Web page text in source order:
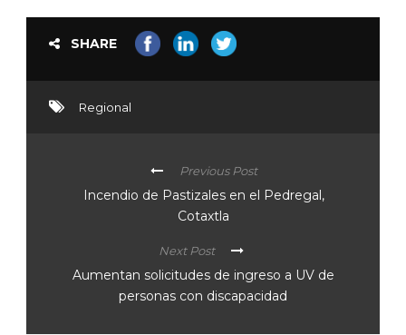
SHARE
Regional
Previous Post
Incendio de Pastizales en el Pedregal,
Cotaxtla
Next Post
Aumentan solicitudes de ingreso a UV de
personas con discapacidad